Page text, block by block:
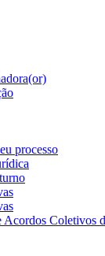
processo
Acordos Coletivos